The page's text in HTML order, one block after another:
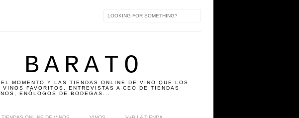
MOMENTO Y LAS TIENDAS ONLINE DE VINO QUE LOS
FAVORITOS. ENTREVISTAS A CEO DE TIENDAS
ENÓLOGOS DE BODEGAS...